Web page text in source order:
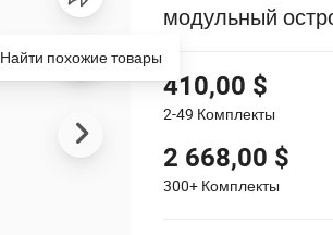
модульный
410,00 $
2-49 Комплекты
2 668,00 $
300+ Комплекты
Найти похожие товары